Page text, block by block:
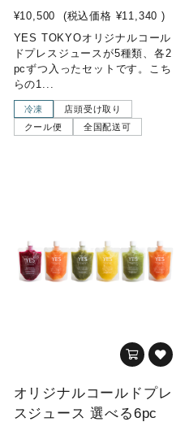
¥10,500 (税込価格 ¥11,340 )
YES TOKYOオリジナルコール
ドプレスジュースが5種類、各2
pcずつ入ったセットです。こち
らの1...
冷凍
店頭受け取り
クール便
全国配送可
オリジナルコールドプレ
スジュース 選べる6pc